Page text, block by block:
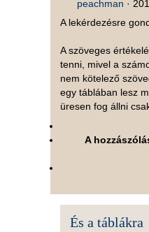
peachman ·
A lekérdezésre
A szöveges
tenni, mivel a
nem kötelező
egy táblában lesz
üresen fog állni
A
És a táblákra